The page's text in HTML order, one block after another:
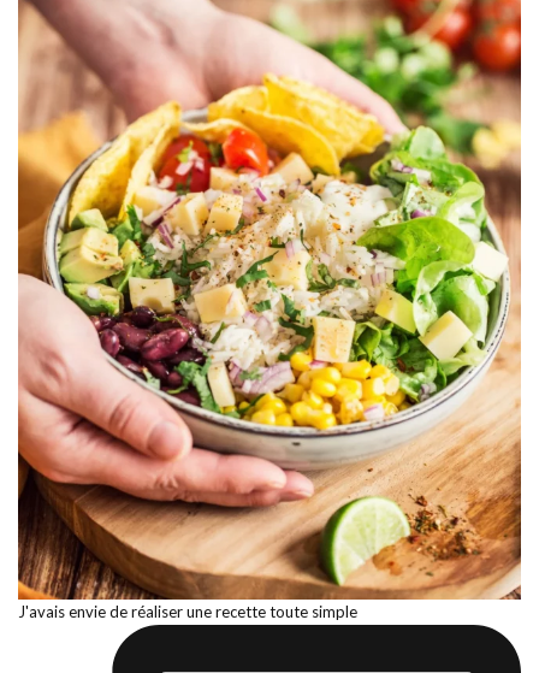
J'avais envie de réaliser une recette toute simple